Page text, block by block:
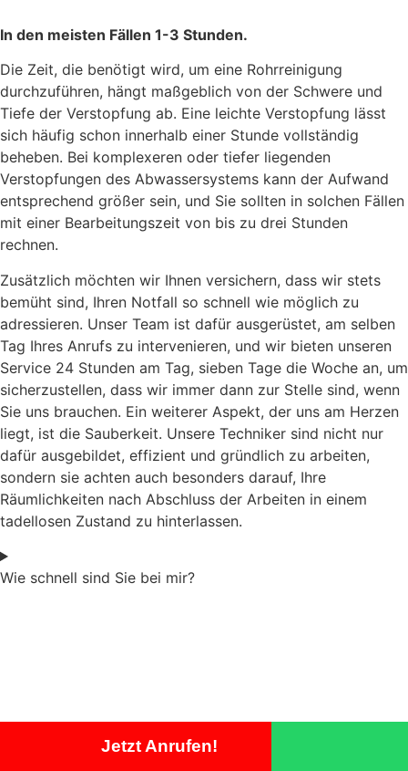
In den meisten Fällen 1-3 Stunden.
Die Zeit, die benötigt wird, um eine Rohrreinigung
durchzuführen, hängt maßgeblich von der Schwere und
Tiefe der Verstopfung ab. Eine leichte Verstopfung lässt
sich häufig schon innerhalb einer Stunde vollständig
beheben. Bei komplexeren oder tiefer liegenden
Verstopfungen des Abwassersystems kann der Aufwand
entsprechend größer sein, und Sie sollten in solchen Fällen
mit einer Bearbeitungszeit von bis zu drei Stunden
rechnen.
Zusätzlich möchten wir Ihnen versichern, dass wir stets
bemüht sind, Ihren Notfall so schnell wie möglich zu
adressieren. Unser Team ist dafür ausgerüstet, am selben
Tag Ihres Anrufs zu intervenieren, und wir bieten unseren
Service 24 Stunden am Tag, sieben Tage die Woche an, um
sicherzustellen, dass wir immer dann zur Stelle sind, wenn
Sie uns brauchen. Ein weiterer Aspekt, der uns am Herzen
liegt, ist die Sauberkeit. Unsere Techniker sind nicht nur
dafür ausgebildet, effizient und gründlich zu arbeiten,
sondern sie achten auch besonders darauf, Ihre
Räumlichkeiten nach Abschluss der Arbeiten in einem
tadellosen Zustand zu hinterlassen.
Wie schnell sind Sie bei mir?
Jetzt Anrufen!